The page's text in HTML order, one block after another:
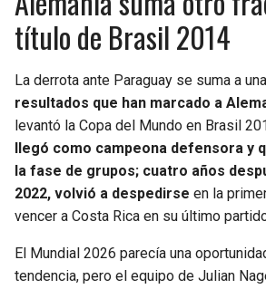
título de Brasil 2014
La derrota ante Paraguay se suma a una
resultados que han marcado a
levantó la Copa del Mundo en Brasil
llegó como campeona defensora y
la fase de grupos; cuatro años
2022, volvió a despedirse en la
vencer a Costa Rica en su último
El Mundial 2026 parecía una
tendencia, pero el equipo de Julian